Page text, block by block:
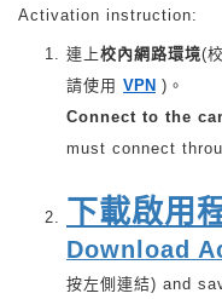
Activation instruction:
連上校內網路環境(
請使用 VPN )。
Connect to the
must connect
下載啟用
Download
按左側連結) and